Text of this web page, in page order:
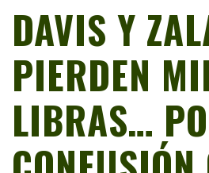
DAVIS Y
PIERDEN
LIBRAS…